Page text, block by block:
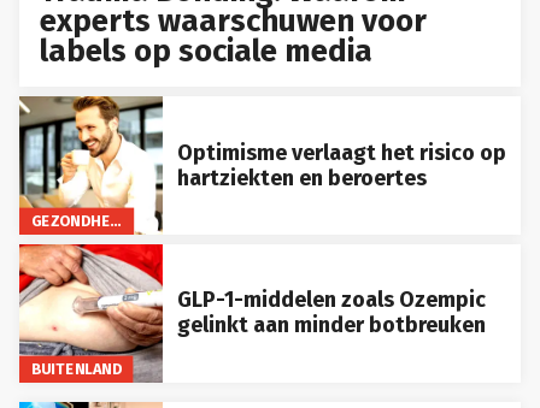
experts waarschuwen voor
labels op sociale media
GEZONDHEID
Optimisme verlaagt het risico op
hartziekten en beroertes
BUITENLAND
GLP-1-middelen zoals Ozempic
gelinkt aan minder botbreuken